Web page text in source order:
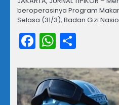
beroperasinya Program
Selasa (31/3), Badan Gizi
Facebook